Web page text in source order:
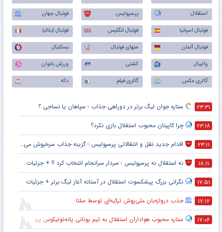
استقلال
پرسپولیس
فوتبال جهان
فوتبال اسپانیا
فوتبال انگلیس
فوتبال ایتالیا
فوتبال آلمان
منهای فوتبال
بسکتبال
والیبال
کشتی
ورزش بانوان
گالری عکس
گالری فیلم دکه
۲۳:۳۱ ستاره جوان لیگ برتر در دوراهی جذاب ؛ سپاهان یا نساجی ؟
۲۳:۱۸ چرا کاپیتان محبوب استقلال بازی نکرد؟
۲۳:۱۱ اقدام جدید نقل و انتقالاتی پرسپولیس ؛ گزینه جذاب سرخپوش می شود؟
۱۸:۱۱ نه استقلال نه پرسپولیس ؛ سردار سرانجام انتخاب کرد !! + جزئیات
۱۷:۵۱ نگرانی بزرگ پیشکسوت استقلال در آستانه آغاز لیگ برتر + جزئیات
۱۷:۱۲ جذب دروازه‌بان ملی‌پوش ترکیه‌ای توسط سلتا
۱۷:۰۶ ستاره محبوب هواداران استقلال به تیم یونانی پانه‌تولیکوس پیوست